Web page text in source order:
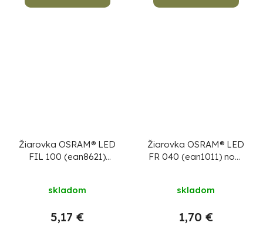
Žiarovka OSRAM® LED
FIL 100 (ean8621)
A
skladom
5,17 €
Žiarovka OSRAM® LED
FR 040 (ean1011) non-
A
skladom
1,70 €